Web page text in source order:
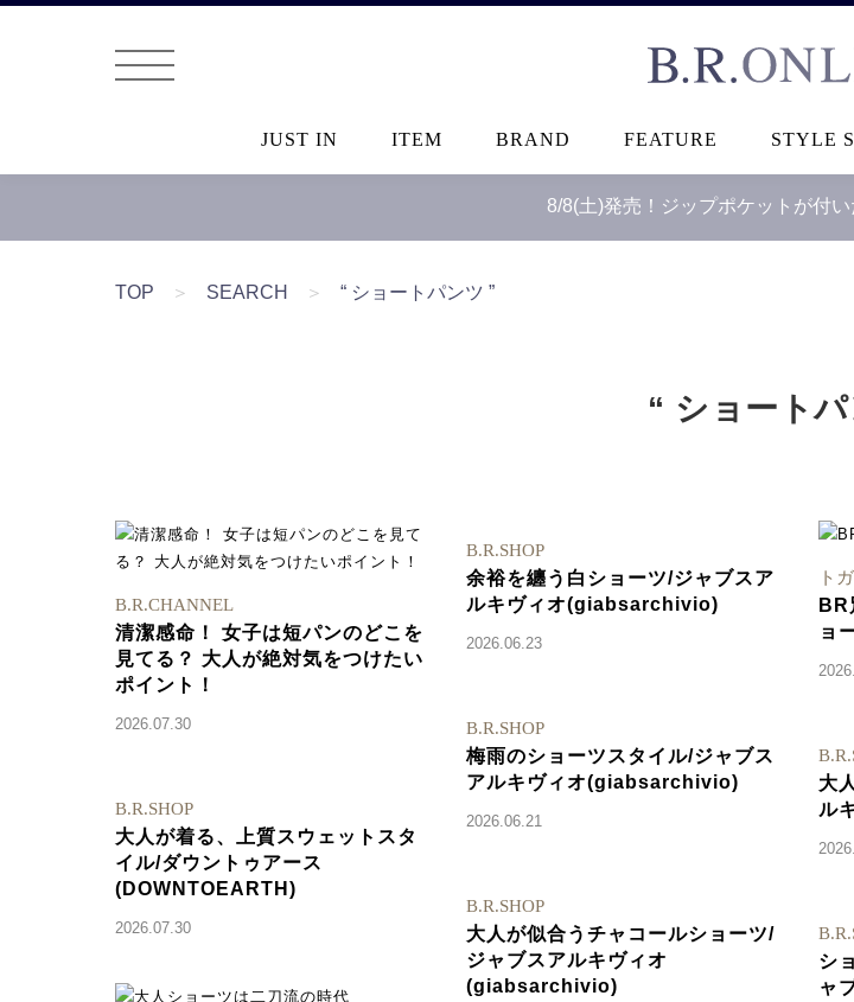
JUST IN ITEM BRAND FEATURE STYLE
8/8(土)発売！ジップポケットが付
TOP ＞ SEARCH ＞ “ ショートパンツ ”
“ ショート
B.R.CHANNEL
清潔感命！ 女子は短パンのどこを
見てる？ 大人が絶対気をつけたい
ポイント！
2026.07.30
B.R.SHOP
大人が着る、上質スウェットスタ
イル/ダウントゥアース
(DOWNTOEARTH)
2026.07.30
B.R.SHOP
余裕を纏う白ショーツ/ジャブスア
ルキヴィオ(giabsarchivio)
2026.06.23
B.R.SHOP
梅雨のショーツスタイル/ジャブス
アルキヴィオ(giabsarchivio)
2026.06.21
B.R.SHOP
大人が似合うチャコールショーツ/
ジャブスアルキヴィオ
(giabsarchivio)
ト
BR
ョ
大
ル
シ
ャ